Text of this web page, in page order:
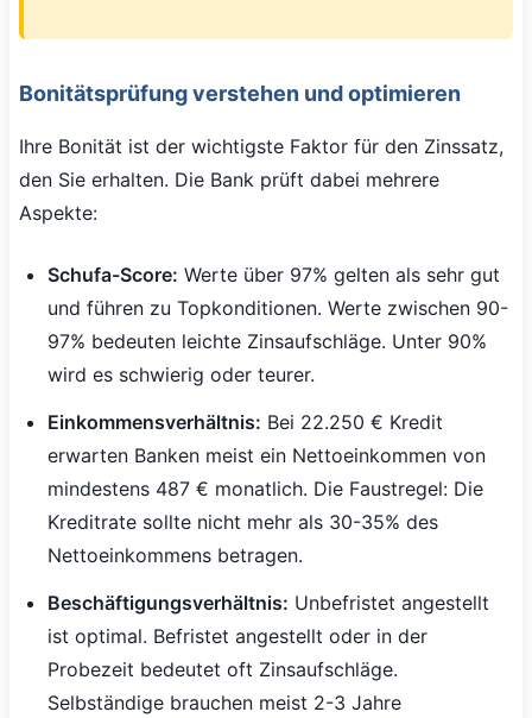
Bonitätsprüfung verstehen und optimieren
Ihre Bonität ist der wichtigste Faktor für den Zinssatz,
den Sie erhalten. Die Bank prüft dabei mehrere
Aspekte:
Schufa-Score: Werte über 97% gelten als sehr gut
und führen zu Topkonditionen. Werte zwischen 90-
97% bedeuten leichte Zinsaufschläge. Unter 90%
wird es schwierig oder teurer.
Einkommensverhältnis: Bei 22.250 € Kredit
erwarten Banken meist ein Nettoeinkommen von
mindestens 487 € monatlich. Die Faustregel: Die
Kreditrate sollte nicht mehr als 30-35% des
Nettoeinkommens betragen.
Beschäftigungsverhältnis: Unbefristet angestellt
ist optimal. Befristet angestellt oder in der
Probezeit bedeutet oft Zinsaufschläge.
Selbständige brauchen meist 2-3 Jahre